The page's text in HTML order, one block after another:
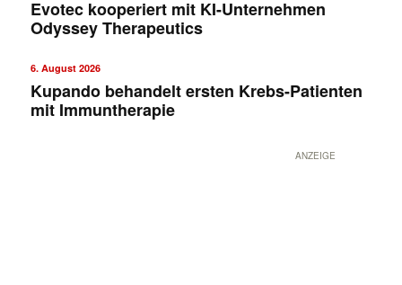
Evotec kooperiert mit KI-Unternehmen
Odyssey Therapeutics
6. August 2026
Kupando behandelt ersten Krebs-Patienten
mit Immuntherapie
ANZEIGE